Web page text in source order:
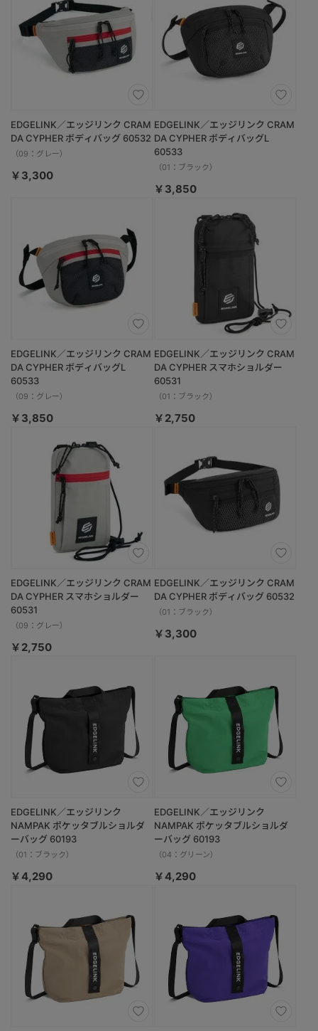
EDGELINK／エッジリンク CRAM
DA CYPHER ボディバッグ 60532
（09：グレー）
￥3,300
EDGELINK／エッジリンク CRAM
DA CYPHER ボディバッグL
60533
（01：ブラック）
￥3,850
EDGELINK／エッジリンク CRAM
DA CYPHER ボディバッグL
60533
（09：グレー）
￥3,850
EDGELINK／エッジリンク CRAM
DA CYPHER スマホショルダー
60531
（01：ブラック）
￥2,750
EDGELINK／エッジリンク CRAM
DA CYPHER スマホショルダー
60531
（09：グレー）
￥2,750
EDGELINK／エッジリンク CRAM
DA CYPHER ボディバッグ 60532
（01：ブラック）
￥3,300
EDGELINK／エッジリンク
NAMPAK ポケッタブルショルダ
ーバッグ 60193
（01：ブラック）
￥4,290
EDGELINK／エッジリンク
NAMPAK ポケッタブルショルダ
ーバッグ 60193
（04：グリーン）
￥4,290